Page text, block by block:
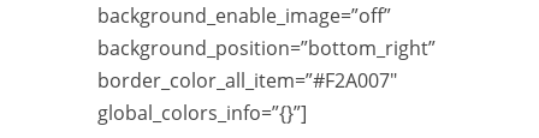
background_enable_image=”off”
background_position=”bottom_right”
border_color_all_item=”#F2A007″
global_colors_info=”{}”]